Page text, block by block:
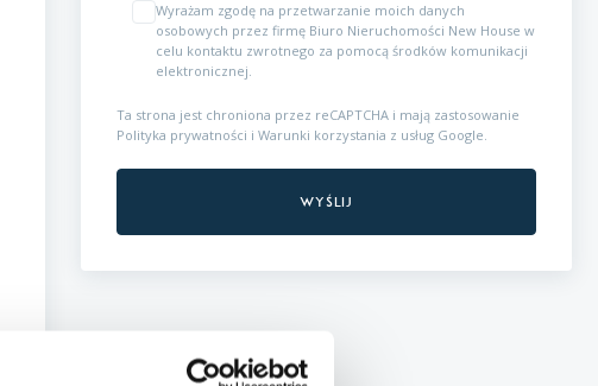
Wyrażam zgodę na przetwarzanie moich danych
osobowych przez firmę Biuro Nieruchomości New House w
celu kontaktu zwrotnego za pomocą środków komunikacji
elektronicznej.
Ta strona jest chroniona przez reCAPTCHA i mają zastosowanie
Polityka prywatności i Warunki korzystania z usługGoogle.